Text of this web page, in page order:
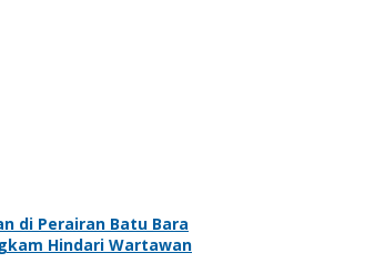
di Perairan Batu Bara
Hindari Wartawan